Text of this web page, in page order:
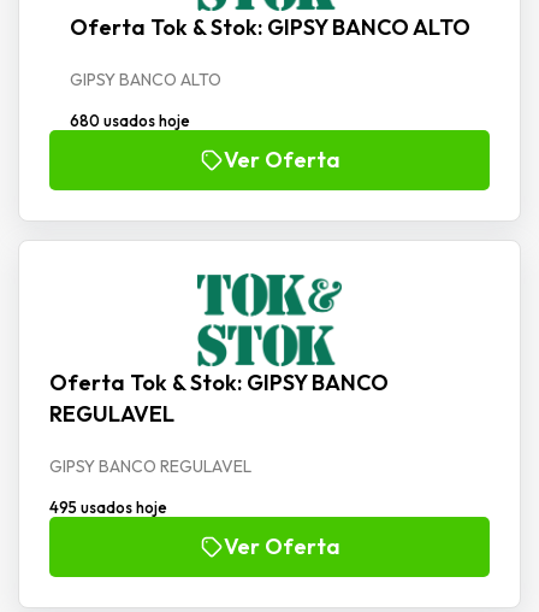
Oferta Tok & Stok: GIPSY BANCO ALTO
GIPSY BANCO ALTO
680 usados hoje
Ver Oferta
Oferta Tok & Stok: GIPSY BANCO
REGULAVEL
GIPSY BANCO REGULAVEL
495 usados hoje
Ver Oferta